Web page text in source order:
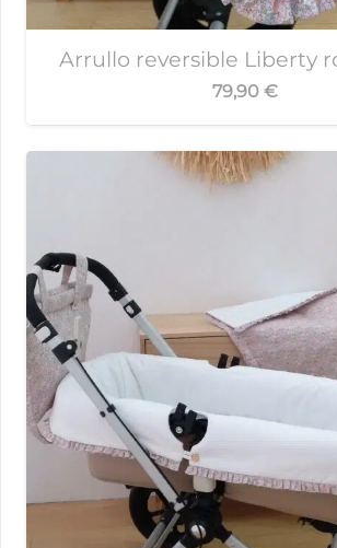
Arrullo reversible Liberty
79,90 €